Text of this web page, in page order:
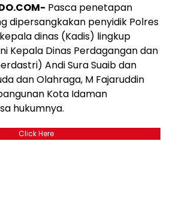
Pasca penetapan
dipersangkakan penyidik Polres
dinas (Kadis) lingkup
Kepala Dinas Perdagangan dan
Andi Sura Suaib dan
dan Olahraga, M Fajaruddin
Kota Idaman
hukumnya.
Click Here